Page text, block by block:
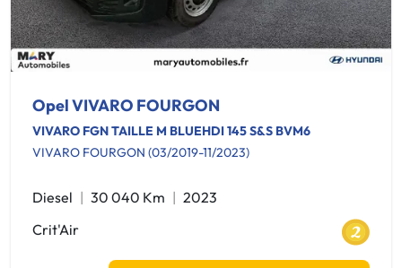
Opel VIVARO FOURGON
VIVARO FGN TAILLE M BLUEHDI 145 S&S BVM6
VIVARO FOURGON (03/2019-11/2023)
Diesel 30 040 Km
2023
Crit'Air